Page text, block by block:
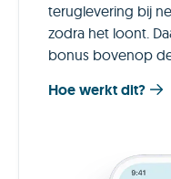
teruglevering bij
zodra het loont.
bonus bovenop
Hoe werkt dit?